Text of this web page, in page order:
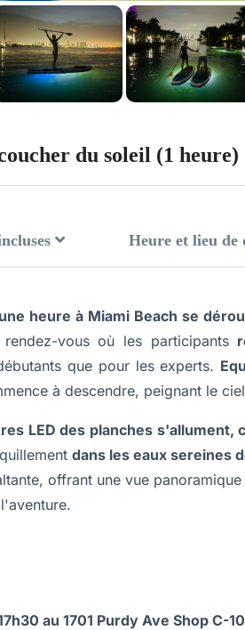
du soleil (1 heure)
Heure et lieu de
heure à Miami Beach se
vous où les participants
que pour les experts.
à descendre, peignant le
LED des planches
dans les eaux sereines
offrant une vue
au 1701 Purdy Ave Shop C-